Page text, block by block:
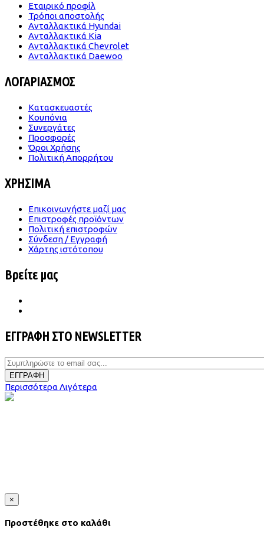
Εταιρικό προφίλ
Τρόποι αποστολής
Ανταλλακτικά Hyundai
Ανταλλακτικά Kia
Ανταλλακτικά Chevrolet
Ανταλλακτικά Daewoo
ΛΟΓΑΡΙΑΣΜΟΣ
Κατασκευαστές
Κουπόνια
Συνεργάτες
Προσφορές
Όροι Χρήσης
Πολιτική Απορρήτου
ΧΡΗΣΙΜΑ
Επικοινωνήστε μαζί μας
Επιστροφές προϊόντων
Πολιτική επιστροφών
Σύνδεση / Εγγραφή
Χάρτης ιστότοπου
Βρείτε μας
ΕΓΓΡΑΦΗ ΣΤΟ NEWSLETTER
ΕΓΓΡΑΦΗ
Περισσότερα Λιγότερα
×
Προστέθηκε στο καλάθι